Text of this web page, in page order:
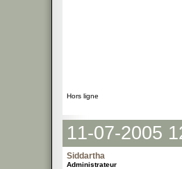
Hors ligne
11-07-2005
Siddartha
Administrateur